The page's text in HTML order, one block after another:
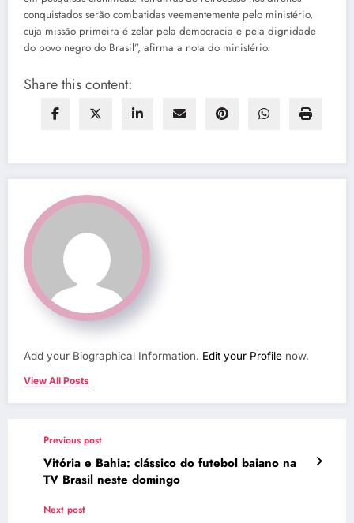
conquistados serão combatidas veementemente pelo ministério,
cuja missão primeira é zelar pela democracia e pela dignidade
do povo negro do Brasil”, afirma a nota do ministério.
Share this content:
Add your Biographical Information. Edit your Profile now.
View All Posts
Previous post
Vitória e Bahia: clássico do futebol baiano na
TV Brasil neste domingo
Next post